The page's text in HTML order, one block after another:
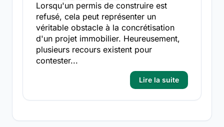
Lorsqu'un permis de construire est
refusé, cela peut représenter un
véritable obstacle à la concrétisation
d'un projet immobilier. Heureusement,
plusieurs recours existent pour
contester...
Lire la suite